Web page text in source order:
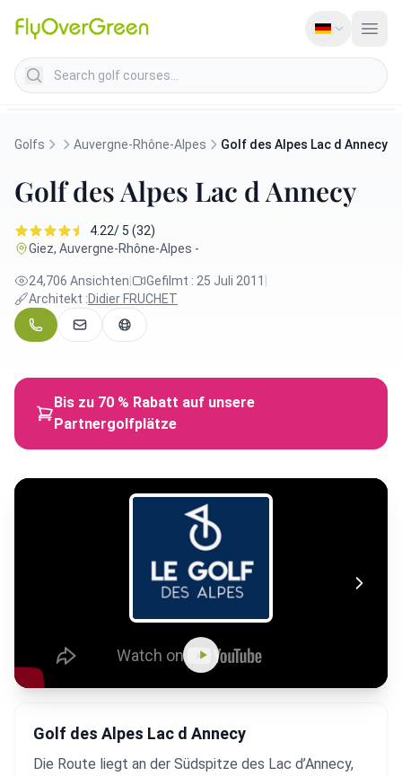
Search golf courses
Golfs Auvergne-Rhône-Alpes Golf des Alpes Lac d Annecy
Golf des Alpes Lac d Annecy
4.22/ 5 (32)
Giez, Auvergne-Rhône-Alpes -
24,706 Ansichten Gefilmt : 25 Juli 2011
Architekt :Didier FRUCHET
Bis zu 70 % Rabatt auf unsere
Partnergolfplätze
Golf des Alpes Lac d Annecy
Die Route liegt an der Südspitze des Lac d’Annecy,